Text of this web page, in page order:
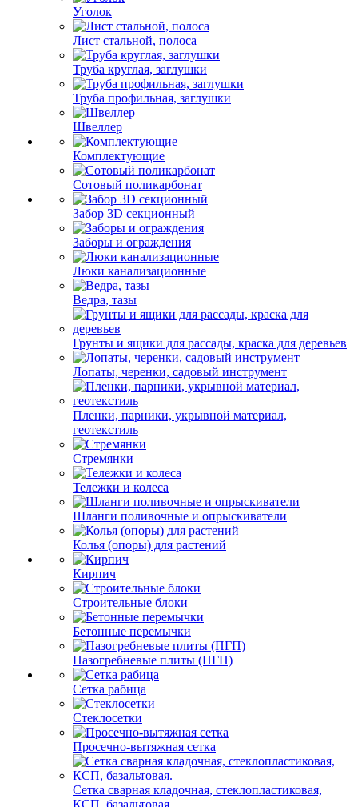
Уголок
Лист стальной, полоса
Труба круглая, заглушки
Труба профильная, заглушки
Швеллер
Комплектующие
Сотовый поликарбонат
Забор 3D секционный
Заборы и ограждения
Люки канализационные
Ведра, тазы
Грунты и ящики для рассады, краска для деревьев
Лопаты, черенки, садовый инструмент
Пленки, парники, укрывной материал,
геотекстиль
Стремянки
Тележки и колеса
Шланги поливочные и опрыскиватели
Колья (опоры) для растений
Кирпич
Строительные блоки
Бетонные перемычки
Пазогребневые плиты (ПГП)
Сетка рабица
Стеклосетки
Просечно-вытяжная сетка
Сетка сварная кладочная, стеклопластиковая,
КСП, базальтовая.